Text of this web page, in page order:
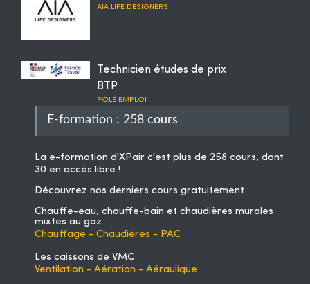
AIA LIFE DESIGNERS
Technicien études de prix
BTP
POLE EMPLOI
E-formation : 258 cours
La e-formation d'XPair c'est plus de 258 cours, dont
30 en accès libre !
Découvrez nos derniers cours gratuitement :
Chauffe-eau, chauffe-bain et chaudières murales
mixtes au gaz
Chauffage - Chaudières - PAC
Les caissons de VMC
Ventilation - Aération - Aéraulique